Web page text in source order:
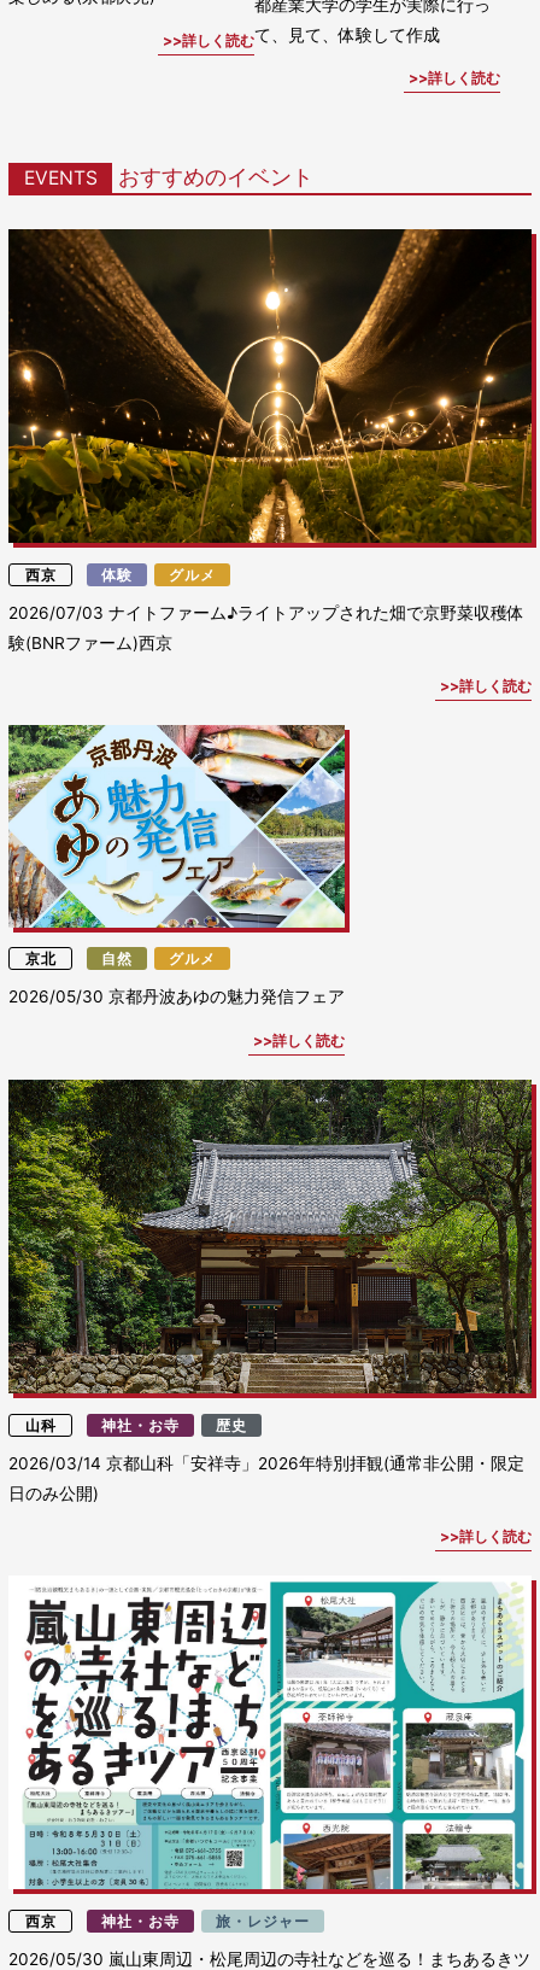
詳しく読む
都産業大学の学生が実際に行っ
て、見て、体験して作成
詳しく読む
EVENTS おすすめのイベント
西京 体験 グルメ
2026/07/03ナイトファーム♪ライトアップされた畑で京野菜収穫体
験(BNRファーム)西京
詳しく読む
京北 自然 グルメ
2026/05/30京都丹波あゆの魅力発信フェア
詳しく読む
山科 神社・お寺 歴史
2026/03/14京都山科「安祥寺」2026年特別拝観(通常非公開・限定
日のみ公開)
詳しく読む
西京 神社・お寺 旅・レジャー
2026/05/30 嵐山東周辺・松尾周辺の寺社などを巡る！まちあるきツ